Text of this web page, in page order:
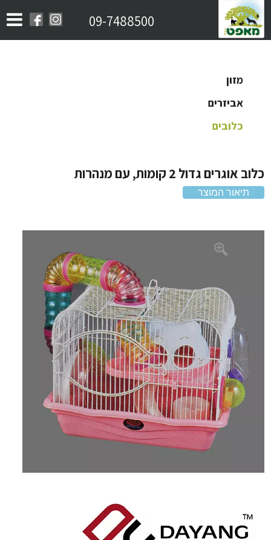
09-7488500
אביזרים
כלובים
גדול 2 קומות, עם מנהרות
תיאור המוצר